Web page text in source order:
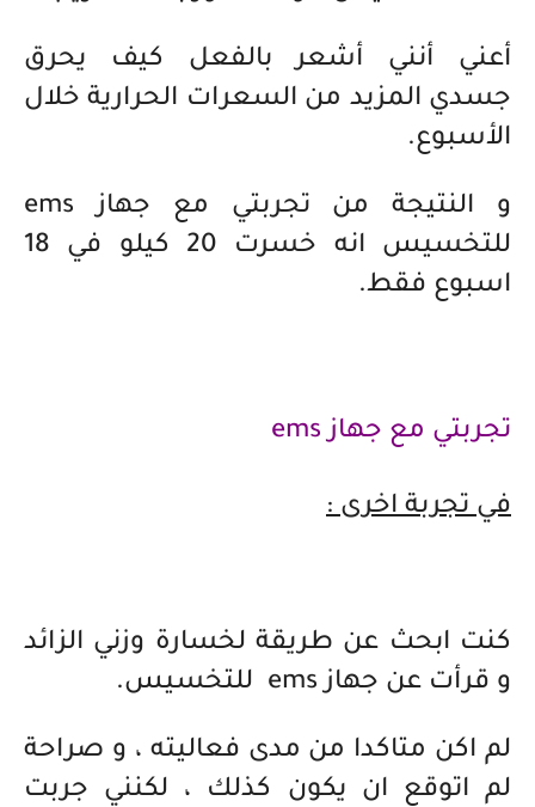
أعني أنني أشعر بالفعل كيف يحرق
جسدي المزيد من السعرات الحرارية خلال
الأسبوع.
و النتيجة من تجربتي مع جهاز ems
للتخسيس انه خسرت 20 كيلو في 18
اسبوع فقط.
تجربتي مع جهاز ems
في تجربة اخرى :
كنت ابحث عن طريقة لخسارة وزني الزائد
و قرأت عن جهاز ems للتخسيس.
لم اكن متاكدا من مدى فعاليته ، و صراحة
لم اتوقع ان يكون كذلك ، لكنني جربت